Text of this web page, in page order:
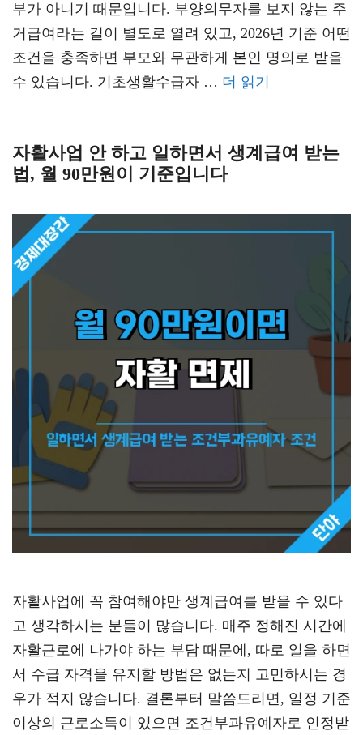
부가 아니기 때문입니다. 부양의무자를 보지 않는 주
거급여라는 길이 별도로 열려 있고, 2026년 기준 어떤
조건을 충족하면 부모와 무관하게 본인 명의로 받을
수 있습니다. 기초생활수급자 … 더 읽기
자활사업 안 하고 일하면서 생계급여 받는
법, 월 90만원이 기준입니다
자활사업에 꼭 참여해야만 생계급여를 받을 수 있다
고 생각하시는 분들이 많습니다. 매주 정해진 시간에
자활근로에 나가야 하는 부담 때문에, 따로 일을 하면
서 수급 자격을 유지할 방법은 없는지 고민하시는 경
우가 적지 않습니다. 결론부터 말씀드리면, 일정 기준
이상의 근로소득이 있으면 조건부과유예자로 인정받